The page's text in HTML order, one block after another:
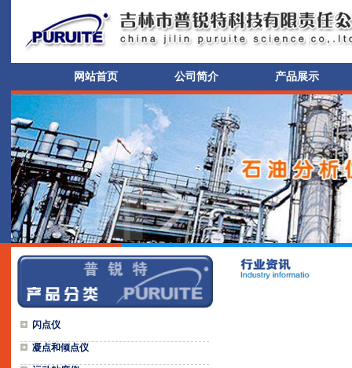
网站首页 公司简介 产品展示
闪点仪
凝点和倾点仪